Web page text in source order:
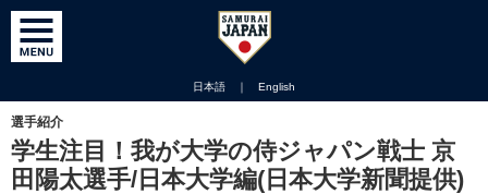
日本語 ｜ English
選手紹介
学生注目！我が大学の侍ジャパン戦士 京
田陽太選手/日本大学編(日本大学新聞提供)